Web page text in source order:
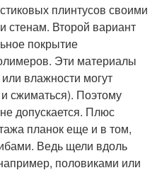
плинтусов своими
стенам. Второй вариант
покрытие
Эти материалы
влажности могут
сжиматься). Поэтому
допускается. Плюс
планок еще и в том,
Ведь щели вдоль
половиками или